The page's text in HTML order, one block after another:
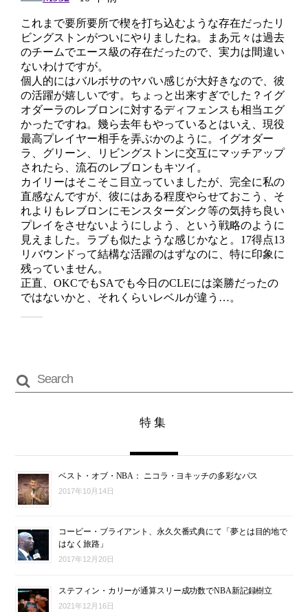
特集
ベスト・オブ・NBA： ニコラ・ヨキッチの多彩なパス
2017年10月14日
コービー・ブライアント、永久欠番式典にて「夢とは目的地で
はなく旅路」
2017年12月20日
ステフィン・カリーが通算スリー成功数でNBA新記録樹立
2021年12月16日